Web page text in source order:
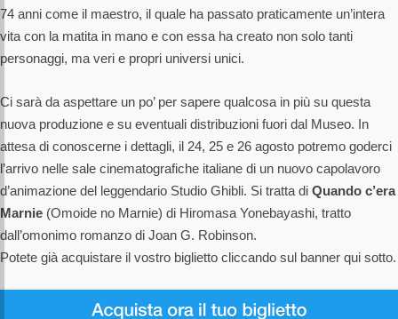
74 anni come il maestro, il quale ha passato praticamente un’intera
vita con la matita in mano e con essa ha creato non solo tanti
personaggi, ma veri e propri universi unici.
Ci sarà da aspettare un po’ per sapere qualcosa in più su questa
nuova produzione e su eventuali distribuzioni fuori dal Museo. In
attesa di conoscerne i dettagli, il 24, 25 e 26 agosto potremo goderci
l’arrivo nelle sale cinematografiche italiane di un nuovo capolavoro
d’animazione del leggendario Studio Ghibli. Si tratta di Quando c’era
Marnie (Omoide no Marnie) di Hiromasa Yonebayashi, tratto
dall’omonimo romanzo di Joan G. Robinson.
Potete già acquistare il vostro biglietto cliccando sul banner qui sotto.